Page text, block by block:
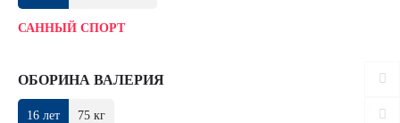
САННЫЙ СПОРТ
ОБОРИНА ВАЛЕРИЯ
16 лет 75 кг